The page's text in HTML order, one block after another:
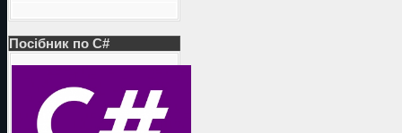
Посібник по C#